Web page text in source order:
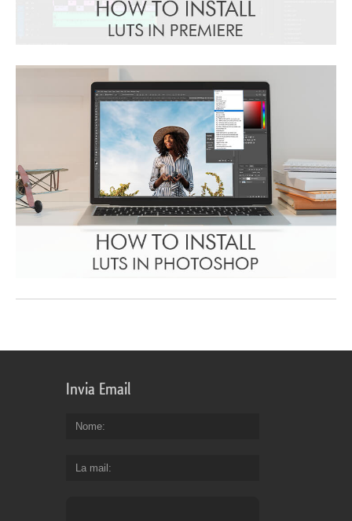
Invia Email
Nome
La mail